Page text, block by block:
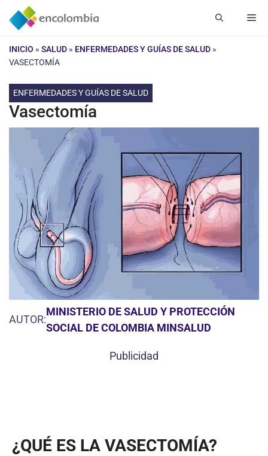
Saltar
INICIO » SALUD » ENFERMEDADES Y GUÍAS DE SALUD »
VASECTOMÍA
ENFERMEDADES Y GUÍAS DE SALUD
Vasectomía
AUTOR:
MINISTERIO DE SALUD Y PROTECCIÓN
SOCIAL DE COLOMBIA MINSALUD
Publicidad
¿QUÉ ES LA VASECTOMÍA?